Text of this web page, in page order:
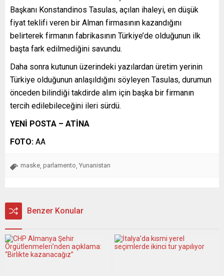
Başkanı Konstandinos Tasulas, açılan ihaleyi, en düşük
fiyat teklifi veren bir Alman firmasının kazandığını
belirterek firmanın fabrikasının Türkiye’de olduğunun ilk
başta fark edilmediğini savundu.
Daha sonra kutunun üzerindeki yazılardan üretim yerinin
Türkiye olduğunun anlaşıldığını söyleyen Tasulas, durumun
önceden bilindiği takdirde alım için başka bir firmanın
tercih edilebileceğini ileri sürdü.
YENİ POSTA – ATİNA
FOTO: AA
maske parlamento Yunanistan
Benzer Konular